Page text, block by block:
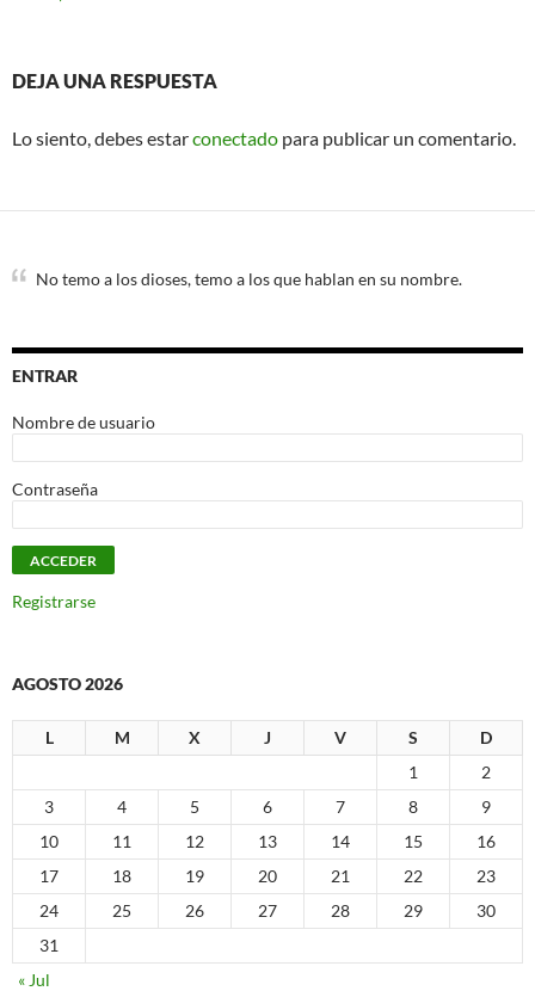
DEJA UNA RESPUESTA
Lo siento, debes estarconectado para publicar un comentario.
No temo a los dioses, temo a los que hablan en su nombre.
ENTRAR
Nombre de usuario
Contraseña
Registrarse
AGOSTO 2026
L M X J V S
D
1
2
3
4 5 6 7 8
9
10
11 12 13 14 15
16
17
18 19 20 21 22
23
24
25 26 27 28 29
30
31
« Jul